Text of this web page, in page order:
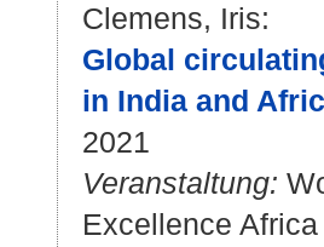
Clemens, Iris:
Global
in India and
2021
Veranstaltung:
Excellence